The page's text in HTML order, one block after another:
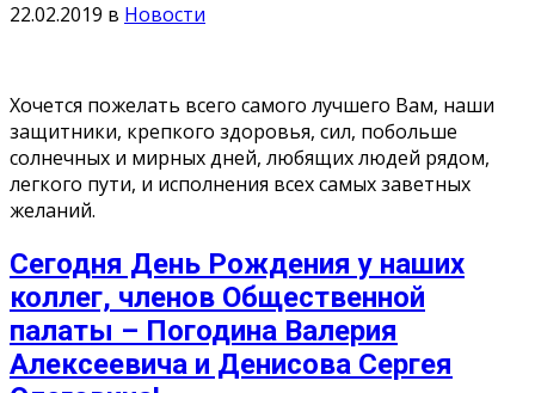
22.02.2019 в Новости
Хочется пожелать всего самого лучшего Вам, наши
защитники, крепкого здоровья, сил, побольше
солнечных и мирных дней, любящих людей рядом,
легкого пути, и исполнения всех самых заветных
желаний.
Сегодня День Рождения у наших
коллег, членов Общественной
палаты – Погодина Валерия
Алексеевича и Денисова Сергея